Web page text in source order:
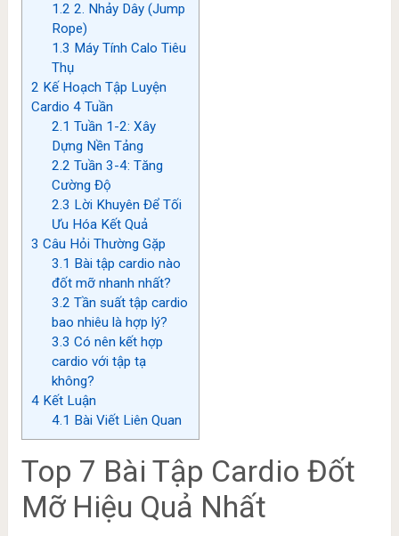
1.2 2. Nhảy Dây (Jump
Rope)
1.3 Máy Tính Calo Tiêu
Thụ
2 Kế Hoạch Tập Luyện
Cardio 4 Tuần
2.1 Tuần 1-2: Xây
Dựng Nền Tảng
2.2 Tuần 3-4: Tăng
Cường Độ
2.3 Lời Khuyên Để Tối
Ưu Hóa Kết Quả
3 Câu Hỏi Thường Gặp
3.1 Bài tập cardio nào
đốt mỡ nhanh nhất?
3.2 Tần suất tập cardio
bao nhiêu là hợp lý?
3.3 Có nên kết hợp
cardio với tập tạ
không?
4Kết Luận
4.1 Bài Viết Liên Quan
Top 7 Bài Tập Cardio Đốt
Mỡ Hiệu Quả Nhất